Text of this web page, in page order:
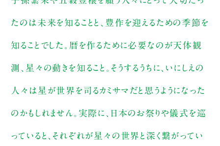
たのは未来を知ることと、豊作を迎えるための季節を
知ることでした。暦を作るために必要なのが天体観
測、星々の動きを知ること。そうするうちに、いにしえの
人々は星が世界を司るカミサマだと思うようになった
のかもしれません。実際に、日本のお祭りや儀式を巡
っていると、それぞれが星々の世界と深く繋がってい